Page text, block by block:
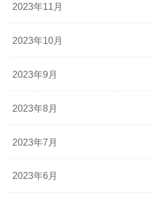
2023年11月
2023年10月
2023年9月
2023年8月
2023年7月
2023年6月